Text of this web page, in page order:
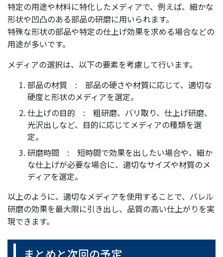
特定の用途や材料に特化したメディアで、例えば、細かな
形状や凹凸のある部品の研磨に用いられます。
特殊な形状の部品や特定の仕上げ効果を求める場合などの
用途が多いです。
メディアの選択は、以下の要素を考慮して行います。
部品の材質 : 部品の硬さや材質に応じて、適切な
硬度と形状のメディアを選定。
仕上げの目的 : 粗研磨、バリ取り、仕上げ研磨、
光沢出しなど、目的に応じてメディアの種類を選
定。
研磨時間 : 短時間で効果を出したい場合や、細か
な仕上げが必要な場合に、適切なサイズや材質のメ
ディアを選定。
以上のように、適切なメディアを使用することで、バレル
研磨の効果を最大限に引き出し、品質の高い仕上がりを実
現できます。
まとめと次回の予定